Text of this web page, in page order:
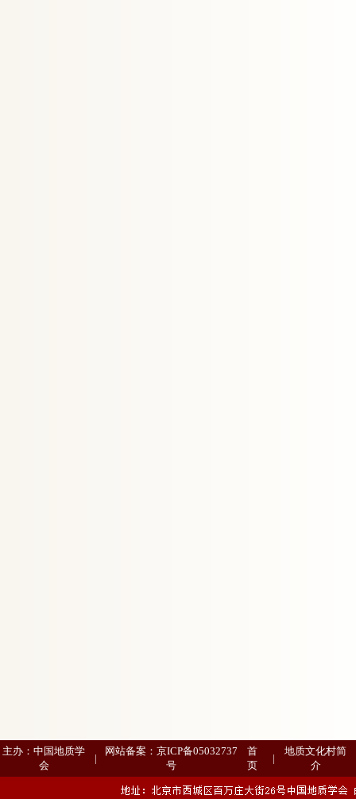
主办：中国地质学
会
|
网站备案： 京ICP备05032737
号
首
页
|
地质文化村简
介